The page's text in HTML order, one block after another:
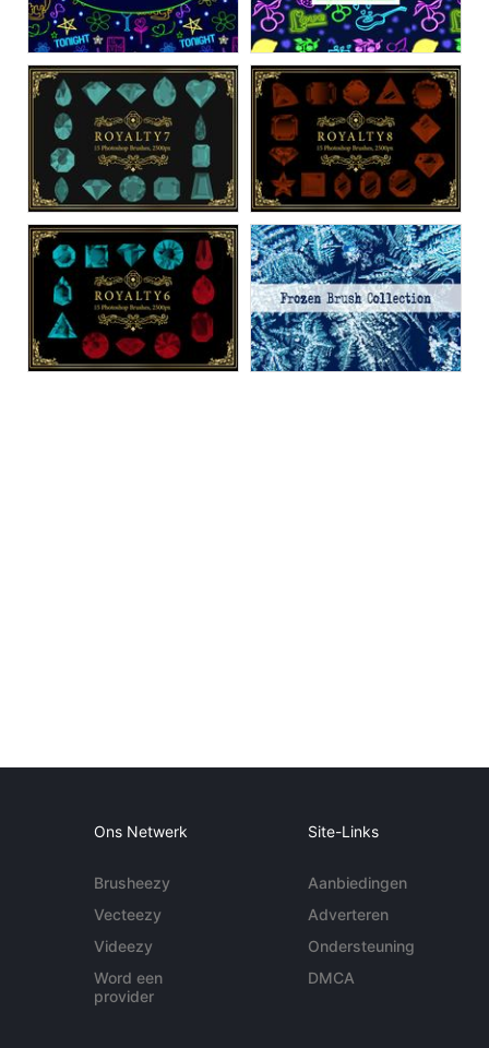
Ons Netwerk
Brusheezy
Vecteezy
Videezy
Word een
provider
Site-Links
Aanbiedingen
Adverteren
Ondersteuning
DMCA